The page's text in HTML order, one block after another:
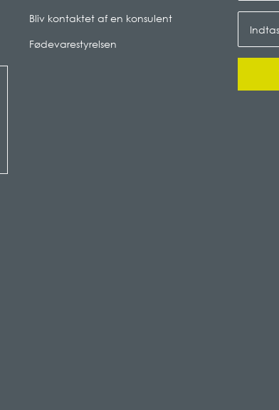
Bliv kontaktet af en konsulent
Fødevarestyrelsen